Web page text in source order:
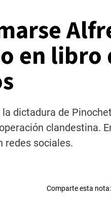
en libro
dictadura de
clandestina.
redes sociales.
Comparte esta nota: